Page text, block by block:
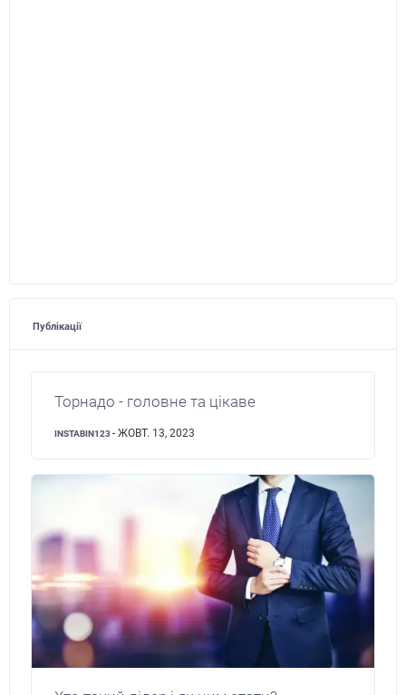
Публікації
Торнадо - головне та цікаве
INSTABIN123 - ЖОВТ. 13, 2023